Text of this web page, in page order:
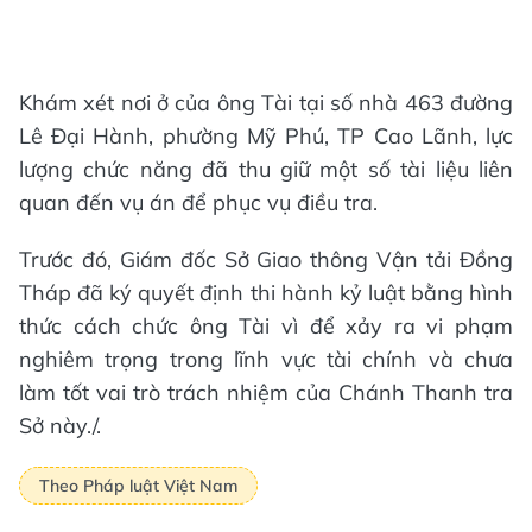
Khám xét nơi ở của ông Tài tại số nhà 463 đường
Lê Đại Hành, phường Mỹ Phú, TP Cao Lãnh, lực
lượng chức năng đã thu giữ một số tài liệu liên
quan đến vụ án để phục vụ điều tra.
Trước đó, Giám đốc Sở Giao thông Vận tải Đồng
Tháp đã ký quyết định thi hành kỷ luật bằng hình
thức cách chức ông Tài vì để xảy ra vi phạm
nghiêm trọng trong lĩnh vực tài chính và chưa
làm tốt vai trò trách nhiệm của Chánh Thanh tra
Sở này./.
Theo Pháp luật Việt Nam